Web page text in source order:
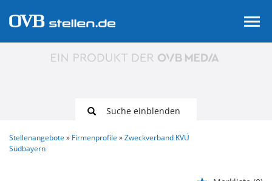
Suche einblenden
Stellenangebote Firmenprofile
Zweckverband KVÜ
Südbayern